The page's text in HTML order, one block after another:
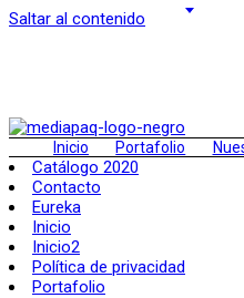
Saltar al contenido
Inicio Portafolio
Catálogo 2020
Contacto
Eureka
Inicio
Inicio2
Política de privacidad
Portafolio